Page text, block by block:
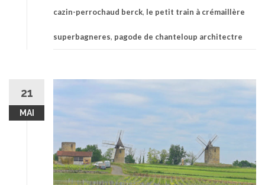
cazin-perrochaud berck, le petit train à crémaillère
superbagneres, pagode de chanteloup architectre
21
MAI